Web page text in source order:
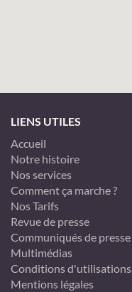
LIENS UTILES
Accueil
Notre histoire
Nos services
Comment ça marche ?
Nos Tarifs
Revue de presse
Communiqués de presse
Multimédias
Conditions d'utilisations
Mentions légales